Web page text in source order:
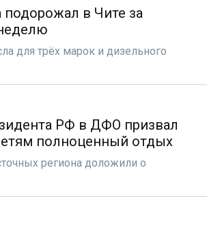
подорожал в Чите за
для трёх марок и дизельного
РФ в ДФО призвал
полноценный отдых
региона доложили о